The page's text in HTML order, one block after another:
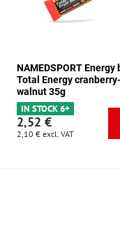
NAMEDSPORT Energy
Total Energy cranberry-
walnut 35g
IN STOCK 6+
2,52 €
2,10 € excl. VAT